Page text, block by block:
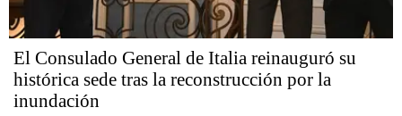
El Consulado General de Italia reinauguró su
histórica sede tras la reconstrucción por la
inundación